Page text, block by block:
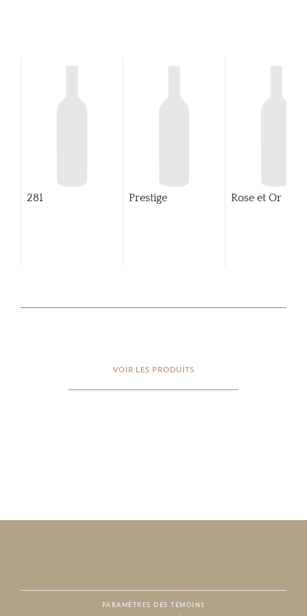
281 Prestige Rose et Or
VOIR LES PRODUITS
PARAMÈTRES DES TÉMOINS